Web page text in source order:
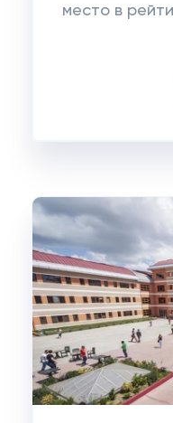
место в